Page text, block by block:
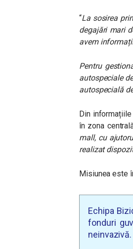
“La sosirea
degajări mari
avem
Pentru
autospeciale
autospecială
Din
în zona
mall, cu
realizat
Misiunea este
Echipa
fonduri
neinvazivă.